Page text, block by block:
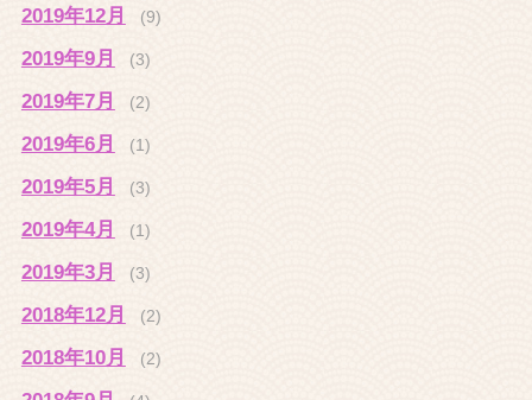
2019年12月 (9)
2019年9月 (3)
2019年7月 (2)
2019年6月 (1)
2019年5月 (3)
2019年4月 (1)
2019年3月 (3)
2018年12月 (2)
2018年10月 (2)